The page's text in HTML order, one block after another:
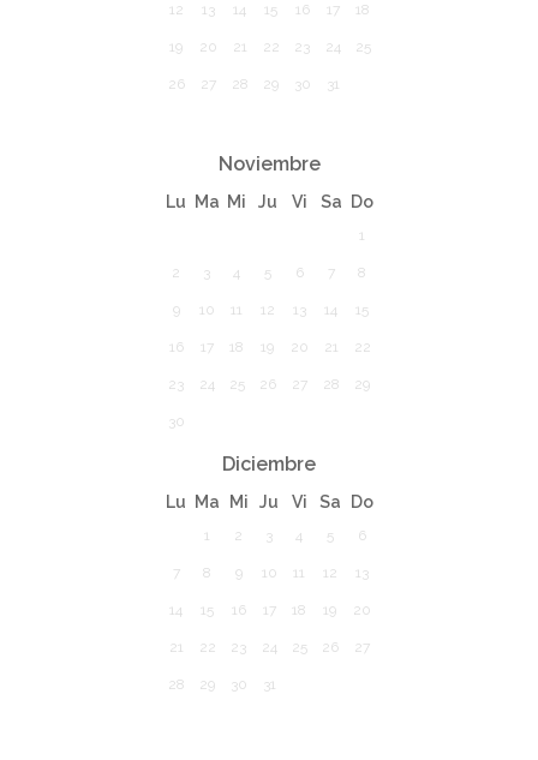
12 13 14 15 16 17 18
19 20 21 22 23 24 25
26 27 28 29 30 31
Noviembre
Lu Ma Mi Ju Vi Sa Do
1
2 3 4 5 6 7 8
9 10 11 12 13 14 15
16 17 18 19 20 21 22
23 24 25 26 27 28 29
30
Diciembre
Lu Ma Mi Ju Vi Sa Do
1 2 3 4 5 6
7 8 9 10 11 12 13
14 15 16 17 18 19 20
21 22 23 24 25 26 27
28 29 30 31